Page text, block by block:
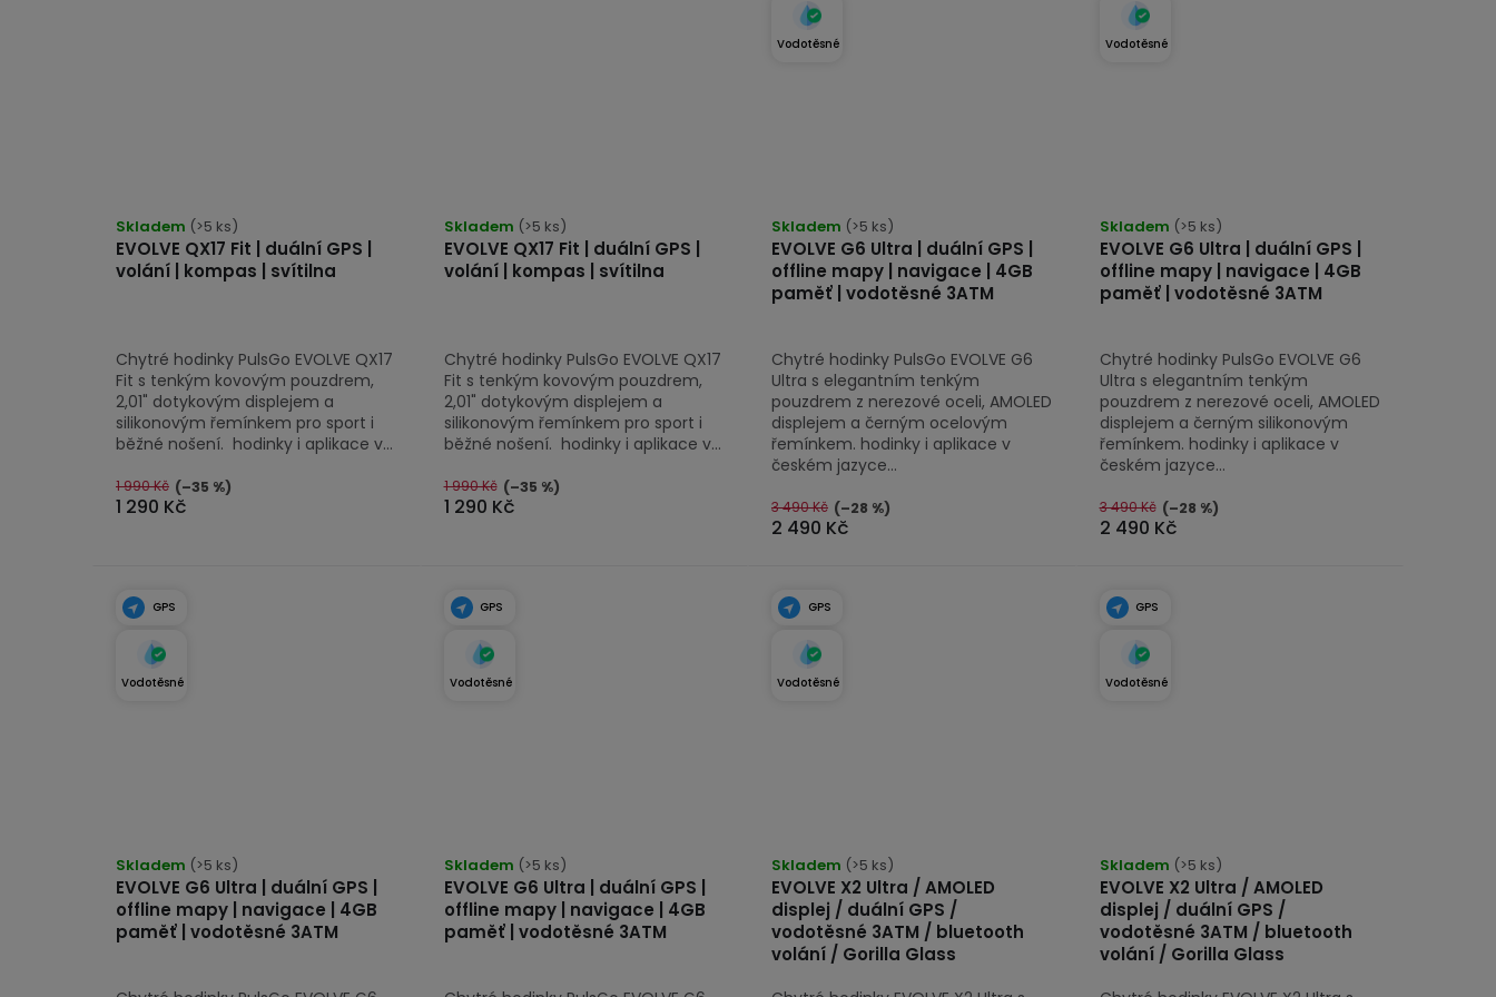
EVOLVE QX17 Fit | duální GPS |
volání | kompas | svítilna
hodnocení
produktu
je
5
hvězdiček.
Skladem (>5 ks)
1 290 Kč
1 990 Kč (–35 %)
Chytré hodinky PulsGo EVOLVE QX17
Fit s tenkým kovovým pouzdrem,
2,01" dotykovým displejem a
silikonovým řemínkem pro sport i
běžné nošení. hodinky i aplikace v...
EVOLVE QX17 Fit | duální GPS |
volání | kompas | svítilna
Skladem (>5 ks)
1 290 Kč
1 990 Kč (–35 %)
Chytré hodinky PulsGo EVOLVE QX17
Fit s tenkým kovovým pouzdrem,
2,01" dotykovým displejem a
silikonovým řemínkem pro sport i
běžné nošení. hodinky i aplikace v...
Vodotěsné
EVOLVE G6 Ultra | duální GPS |
offline mapy | navigace | 4GB
paměť | vodotěsné 3ATM
hodnocení
produktu
je
5,0
5
hvězdiček.
Skladem (>5 ks)
2 490 Kč
3 490 Kč (–28 %)
Chytré hodinky PulsGo EVOLVE G6
Ultra s elegantním tenkým
pouzdrem z nerezové oceli, AMOLED
displejem a černým ocelovým
řemínkem. hodinky i aplikace v
českém jazyce...
Vodotěsné
EVOLVE G6 Ultra | duální GPS |
offline mapy | navigace | 4GB
paměť | vodotěsné 3ATM
hodnocení
produktu
je
5,0
5
hvězdiček.
Skladem (>5 ks)
2 490 Kč
3 490 Kč (–28 %)
Chytré hodinky PulsGo EVOLVE G6
Ultra s elegantním tenkým
pouzdrem z nerezové oceli, AMOLED
displejem a černým silikonovým
řemínkem. hodinky i aplikace v
českém jazyce...
GPS
Vodotěsné
EVOLVE G6 Ultra | duální GPS |
offline mapy | navigace | 4GB
paměť | vodotěsné 3ATM
Skladem (>5 ks)
GPS
Vodotěsné
EVOLVE G6 Ultra | duální GPS |
offline mapy | navigace | 4GB
paměť | vodotěsné 3ATM
hodnocení
produktu
je
5,0
Skladem (>5 ks)
GPS
Vodotěsné
EVOLVE X2 Ultra / AMOLED
displej / duální GPS /
vodotěsné 3ATM / bluetooth
volání / Gorilla Glass
hodnocení
produktu
je
5,0
Skladem (>5 ks)
GPS
Vodotěsné
EVOLVE X2 Ultra / AMOLED
displej / duální GPS /
vodotěsné 3ATM / bluetooth
volání / Gorilla Glass
Skladem (>5 ks)